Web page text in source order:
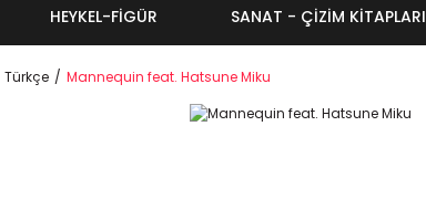
HEYKEL-FİGÜR SANAT - ÇİZİM KİTAPLARI
Türkçe Mannequin feat. Hatsune Miku